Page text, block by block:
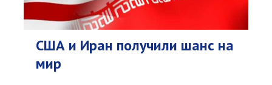
США и Иран получили шанс на
мир